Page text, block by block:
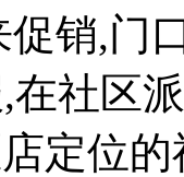
销,门
在社区
位的